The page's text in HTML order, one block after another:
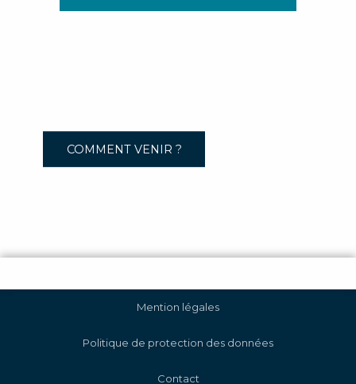
COMMENT VENIR ?
Mention légales
Politique de protection des données
Contact